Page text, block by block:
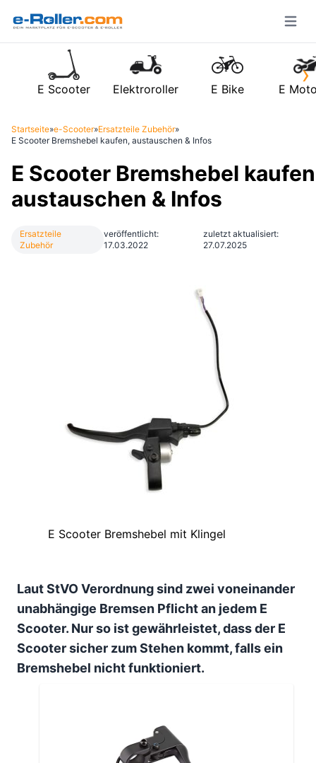
Open
›
E Scooter Elektroroller E Bike E
Startseite»e-Scooter»Ersatzteile Zubehör»
E Scooter Bremshebel kaufen, austauschen & Infos
E Scooter Bremshebel
austauschen & Infos
Ersatzteile
Zubehör
veröffentlicht:
17.03.2022
zuletzt aktualisiert:
27.07.2025
E Scooter Bremshebel mit Klingel
Laut StVO Verordnung sind zwei voneinander
unabhängige Bremsen Pflicht an jedem E
Scooter. Nur so ist gewährleistet, dass der E
Scooter sicher zum Stehen kommt, falls ein
Bremshebel nicht funktioniert.